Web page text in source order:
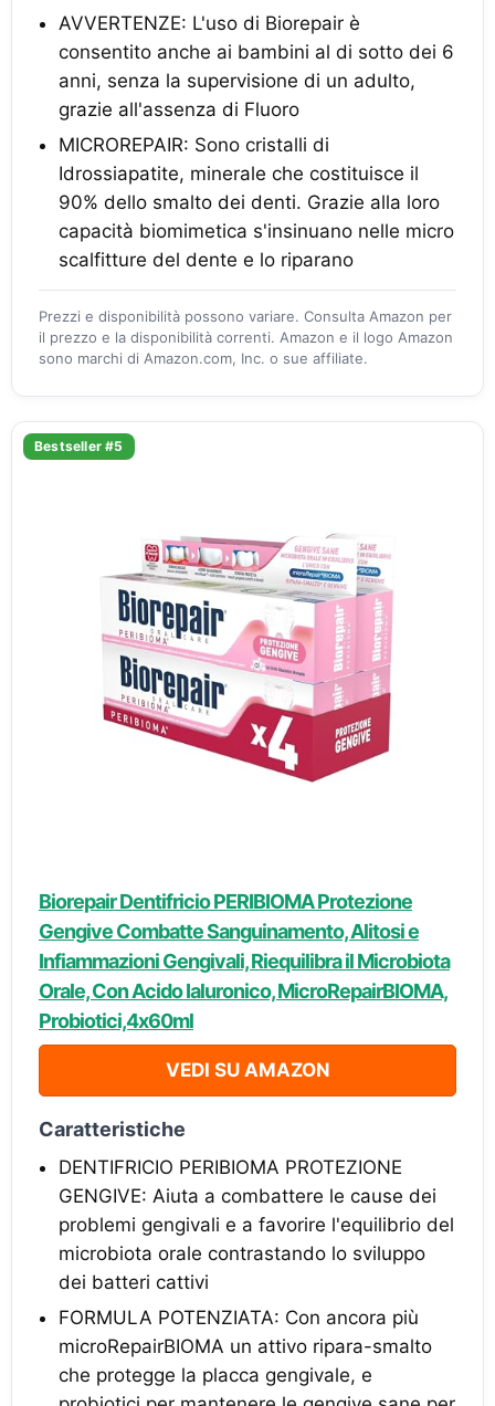
AVVERTENZE: L'uso di Biorepair è
consentito anche ai bambini al di sotto dei 6
anni, senza la supervisione di un adulto,
grazie all'assenza di Fluoro
MICROREPAIR: Sono cristalli di
Idrossiapatite, minerale che costituisce il
90% dello smalto dei denti. Grazie alla loro
capacità biomimetica s'insinuano nelle micro
scalfitture del dente e lo riparano
Prezzi e disponibilità possono variare. Consulta Amazon per
il prezzo e la disponibilità correnti. Amazon e il logo Amazon
sono marchi di Amazon.com, Inc. o sue affiliate.
Bestseller #5
Biorepair Dentifricio PERIBIOMA Protezione
Gengive Combatte Sanguinamento, Alitosi e
Infiammazioni Gengivali, Riequilibra il Microbiota
Orale, Con Acido Ialuronico, MicroRepairBIOMA,
Probiotici,4x60ml
VEDI SU AMAZON
Caratteristiche
DENTIFRICIO PERIBIOMA PROTEZIONE
GENGIVE: Aiuta a combattere le cause dei
problemi gengivali e a favorire l'equilibrio del
microbiota orale contrastando lo sviluppo
dei batteri cattivi
FORMULA POTENZIATA: Con ancora più
microRepairBIOMA un attivo ripara-smalto
che protegge la placca gengivale, e